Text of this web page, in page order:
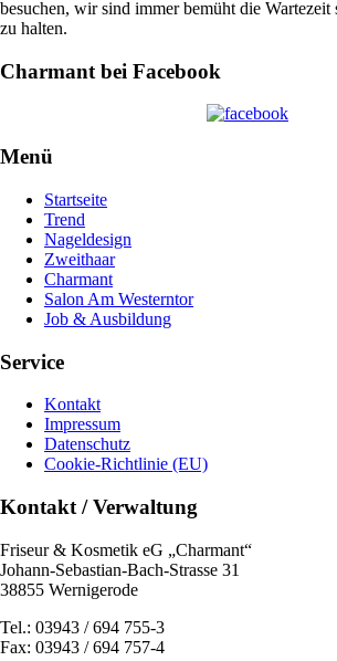
besuchen, wir sind immer bemüht die
zu halten.
Charmant bei Facebook
Menü
Startseite
Trend
Nageldesign
Zweithaar
Charmant
Salon Am Westerntor
Job & Ausbildung
Service
Kontakt
Impressum
Datenschutz
Cookie-Richtlinie (EU)
Kontakt / Verwaltung
Friseur & Kosmetik eG „Charmant“
Johann-Sebastian-Bach-Strasse 31
38855 Wernigerode
Tel.: 03943 / 694 755-3
Fax: 03943 / 694 757-4